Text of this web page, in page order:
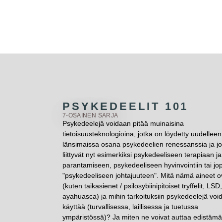
PSYKEDEELIT 101
7-OSAINEN SARJA
Psykedeelejä voidaan pitää muinaisina
tietoisuusteknologioina, jotka on löydetty uudelleen
länsimaissa osana psykedeelien renessanssia ja
liittyvät nyt esimerkiksi psykedeeliseen terapiaan ja
parantamiseen, psykedeeliseen hyvinvointiin tai
"psykedeeliseen johtajuuteen". Mitä nämä aineet
(kuten taikasienet / psilosybiinipitoiset tryffelit, LSD,
ayahuasca) ja mihin tarkoituksiin psykedeelejä
käyttää (turvallisessa, laillisessa ja tuetussa
ympäristössä)? Ja miten ne voivat auttaa